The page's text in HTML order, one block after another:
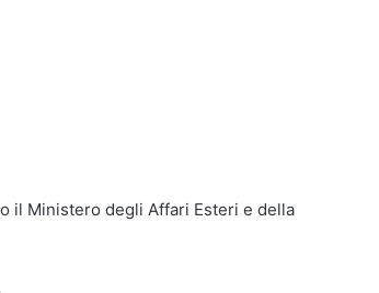
il Ministero degli Affari Esteri e della